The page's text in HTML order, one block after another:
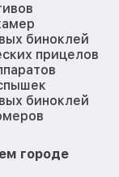
биноклей
прицелов
биноклей
городе